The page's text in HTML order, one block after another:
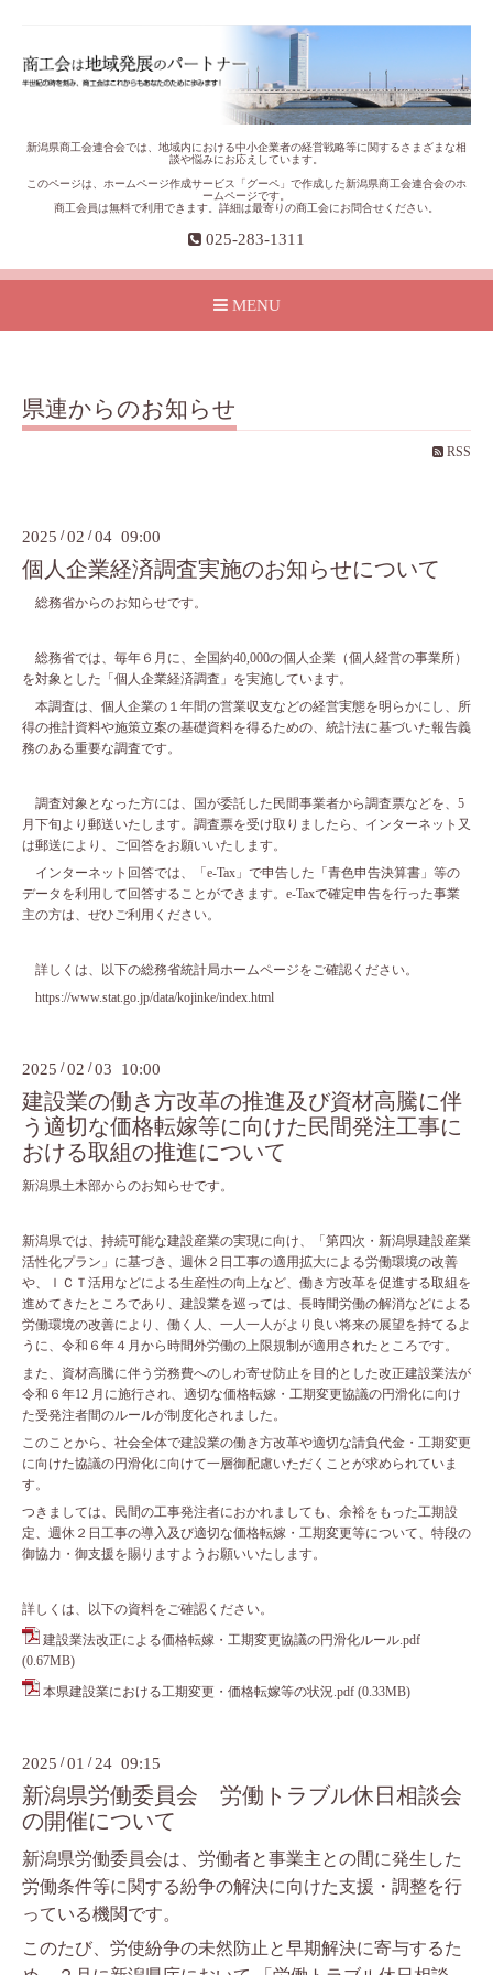
新潟県商工会連合会では、地域内における中小企業者の経営戦略等に関するさまざまな相
談や悩みにお応えしています。
このページは、ホームページ作成サービス「グーペ」で作成した新潟県商工会連合会のホ
ームページです。
商工会員は無料で利用できます。詳細は最寄りの商工会にお問合せください。
025-283-1311
MENU
県連からのお知らせ
RSS
2025 /02 /04 09:00
個人企業経済調査実施のお知らせについて
総務省からのお知らせです。
総務省では、毎年６月に、全国約40,000の個人企業（個人経営の事業所）
を対象とした「個人企業経済調査」を実施しています。
本調査は、個人企業の１年間の営業収支などの経営実態を明らかにし、所
得の推計資料や施策立案の基礎資料を得るための、統計法に基づいた報告義
務のある重要な調査です。
調査対象となった方には、国が委託した民間事業者から調査票などを、5
月下旬より郵送いたします。調査票を受け取りましたら、インターネット又
は郵送により、ご回答をお願いいたします。
インターネット回答では、「e-Tax」で申告した「青色申告決算書」等の
データを利用して回答することができます。e-Taxで確定申告を行った事業
主の方は、ぜひご利用ください。
詳しくは、以下の総務省統計局ホームページをご確認ください。
https://www.stat.go.jp/data/kojinke/index.html
2025 /02 /03 10:00
建設業の働き方改革の推進及び資材高騰に伴
う適切な価格転嫁等に向けた民間発注工事に
おける取組の推進について
新潟県土木部からのお知らせです。
新潟県では、持続可能な建設産業の実現に向け、「第四次・新潟県建設産業
活性化プラン」に基づき、週休２日工事の適用拡大による労働環境の改善
や、ＩＣＴ活用などによる生産性の向上など、働き方改革を促進する取組を
進めてきたところであり、建設業を巡っては、長時間労働の解消などによる
労働環境の改善により、働く人、一人一人がより良い将来の展望を持てるよ
うに、令和６年４月から時間外労働の上限規制が適用されたところです。
また、資材高騰に伴う労務費へのしわ寄せ防止を目的とした改正建設業法が
令和６年12 月に施行され、適切な価格転嫁・工期変更協議の円滑化に向け
た受発注者間のルールが制度化されました。
このことから、社会全体で建設業の働き方改革や適切な請負代金・工期変更
に向けた協議の円滑化に向けて一層御配慮いただくことが求められていま
す。
つきましては、民間の工事発注者におかれましても、余裕をもった工期設
定、週休２日工事の導入及び適切な価格転嫁・工期変更等について、特段の
御協力・御支援を賜りますようお願いいたします。
詳しくは、以下の資料をご確認ください。
建設業法改正による価格転嫁・工期変更協議の円滑化ルール.pdf
(0.67MB)
本県建設業における工期変更・価格転嫁等の状況.pdf (0.33MB)
2025 /01 / 24 09:15
新潟県労働委員会 労働トラブル休日相談会
の開催について
新潟県労働委員会は、労働者と事業主との間に発生した
労働条件等に関する紛争の解決に向けた支援・調整を行
っている機関です。
このたび、労使紛争の未然防止と早期解決に寄与するた